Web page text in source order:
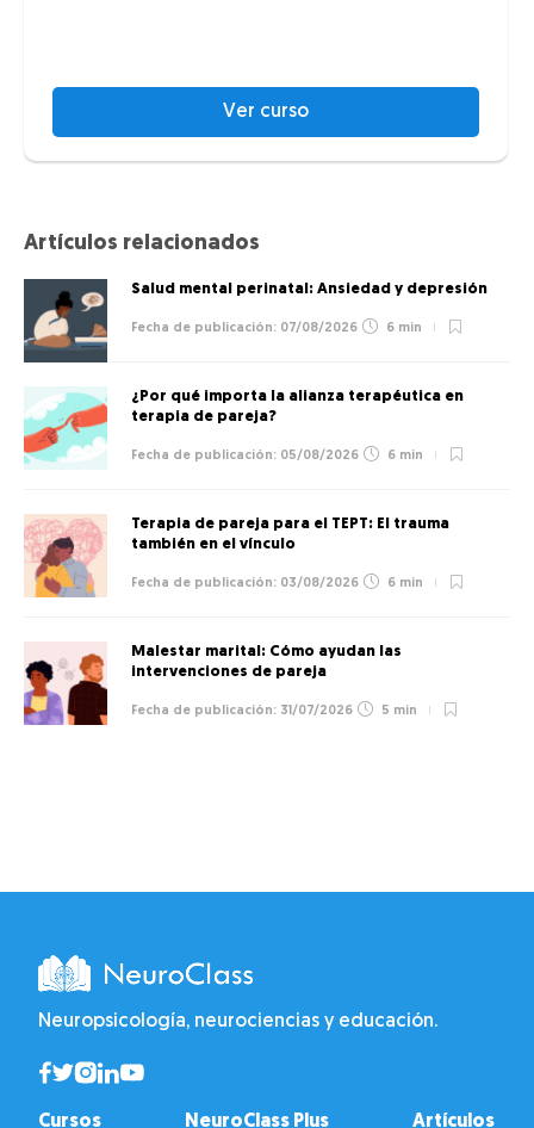
Ver curso
Artículos relacionados
Salud mental perinatal: Ansiedad y depresión
07/08/2026 6 min
¿Por qué importa la alianza terapéutica en
terapia de pareja?
05/08/2026 6 min
Terapia de pareja para el TEPT: El trauma
también en el vínculo
03/08/2026 6 min
Malestar marital: Cómo ayudan las
intervenciones de pareja
31/07/2026 5 min
Neuropsicología, neurociencias y educación.
Cursos NeuroClass Plus Artículos